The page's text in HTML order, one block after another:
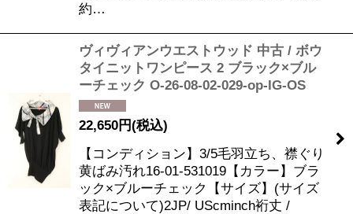
約…
ヴィヴィアンウエストウッド 中古 / ボウ
タイニットワンピース 2 ブラック×ブル
ーチェック O-26-08-02-029-op-IG-OS
22,650円(税込)
【コンディション】3/5毛羽立ち、襟ぐり
黄ばみ汚れ16-01-531019【カラー】ブラ
ック×ブルーチェック【サイズ】(サイズ
表記について)2JP/ UScminch裄丈 /